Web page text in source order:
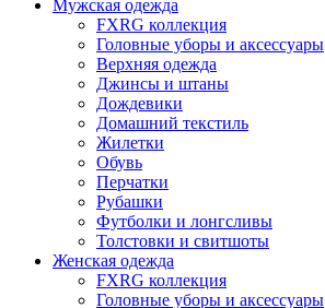
Мужская одежда
FXRG коллекция
Головные уборы и аксессуары
Верхняя одежда
Джинсы и штаны
Дождевики
Домашний текстиль
Жилетки
Обувь
Перчатки
Рубашки
Футболки и лонгсливы
Толстовки и свитшоты
Женская одежда
FXRG коллекция
Головные уборы и аксессуары